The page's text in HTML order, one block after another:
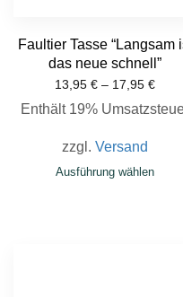
Faultier Tasse “Langsam
das neue schnell”
13,95 € – 17,95 €
Enthält 19%
zzgl. Versand
Ausführung wählen